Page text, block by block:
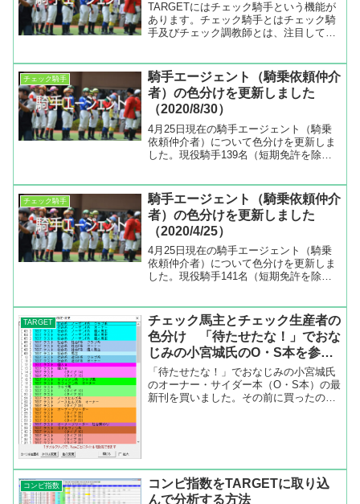
TARGETにはチェック騎手という機能が
あります。チェック騎手とはチェック騎
手及びチェック調教師とは、注目してい
です。また、それ以外でも、この機能を
利用すると、特定の騎...
チェック騎手
騎手エージェント（騎乗依頼仲介
者）の色分けを更新しました
（2020/8/30）
4月25日現在の騎手エージェント（騎乗
依頼仲介者）について色分けを更新しま
した。現役騎手139名（短期免許を除
た。騎手リーディング30位以内でエージ
ェントと契約...
チェック騎手
騎手エージェント（騎乗依頼仲介
者）の色分けを更新しました
（2020/4/25）
4月25日現在の騎手エージェント（騎乗
依頼仲介者）について色分けを更新しま
した。現役騎手141名（短期免許を除
30位以内でエージェントと契約していな
い騎手は大野拓弥と...
TARGET
チェック馬主とチェック生産者の
色分け 「待たせたな！」でおな
じみの小宮城氏のO・S本を参考
にしました
「待たせたな！」でおなじみの小宮城氏
のオーナー・サイダー本（O・S本）の最
新刊を買いました。その前に買ったのが
コンピ指数
コンピ指数をTARGETに取り込
んで分析する方法